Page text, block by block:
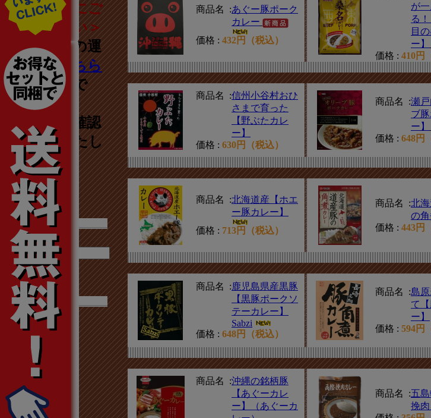
＜偽サイトにご
注意ください＞
地カレー家の運
営店舗はこちら
の店舗のみで
す。
店舗名のご確認
をお願いいたし
ます。
検索する
北海道エリア
東北エリア
北陸エリア
甲信越エリア
関東エリア
商品名 :あぐー豚ポーク
カレー
価格 : 432円（税込）
が
る
目
ー】
価格 : 410円
商品名 :信州小谷村おひ
さまで育った
【野ぶたカレ
ー】
価格 : 630円（税込）
商品名 :瀬
ブ
ー】
価格 : 648円
商品名 :北海道産【ホエ
ー豚カレー】
価格 : 713円（税込）
商品名 :北
の角
価格 : 443円
商品名 :鹿児島県産黒豚
【黒豚ポークソ
テーカレー】
Sabzi
価格 : 648円（税込）
商品名 :島
て
ー】
価格 : 594円
商品名 :沖縄の銘柄豚
【あぐーカレ
ー】（あぐーカ
商品名 :五
挽肉